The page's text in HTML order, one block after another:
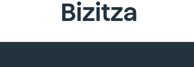
Bizitza